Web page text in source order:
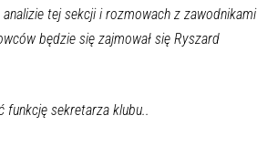
tej sekcji i rozmowach z zawodnikami
będzie się zajmował się Ryszard
sekretarza klubu..